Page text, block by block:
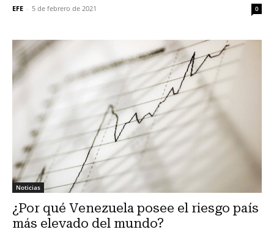
EFE - 5 de febrero de 2021 0
Noticias
¿Por qué Venezuela posee el riesgo país
más elevado del mundo?